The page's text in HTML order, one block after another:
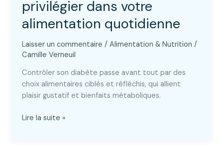
privilégier dans votre
alimentation quotidienne
Laisser un commentaire /Alimentation & Nutrition /
Camille Verneuil
Contrôler son diabète passe avant tout par des
choix alimentaires ciblés et réfléchis, qui allient
plaisir gustatif et bienfaits métaboliques.
20
Lire la suite »